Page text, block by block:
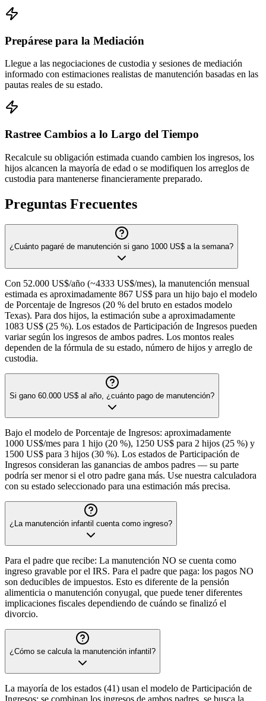
Prepárese para la Mediación
Llegue a las negociaciones de custodia y sesiones de mediación
informado con estimaciones realistas de manutención basadas en las
pautas reales de su estado.
Rastree Cambios a lo Largo del Tiempo
Recalcule su obligación estimada cuando cambien los ingresos, los
hijos alcancen la mayoría de edad o se modifiquen los arreglos de
custodia para mantenerse financieramente preparado.
Preguntas Frecuentes
¿Cuánto pagaré de manutención si gano 1000 US$ a la semana?
Con 52.000 US$/año (~4333 US$/mes), la manutención mensual
estimada es aproximadamente 867 US$ para un hijo bajo el modelo
de Porcentaje de Ingresos (20 % del bruto en estados modelo
Texas). Para dos hijos, la estimación sube a aproximadamente
1083 US$ (25 %). Los estados de Participación de Ingresos pueden
variar según los ingresos de ambos padres. Los montos reales
dependen de la fórmula de su estado, número de hijos y arreglo de
custodia.
Si gano 60.000 US$ al año, ¿cuánto pago de manutención?
Bajo el modelo de Porcentaje de Ingresos: aproximadamente
1000 US$/mes para 1 hijo (20 %), 1250 US$ para 2 hijos (25 %) y
1500 US$ para 3 hijos (30 %). Los estados de Participación de
Ingresos consideran las ganancias de ambos padres — su parte
podría ser menor si el otro padre gana más. Use nuestra calculadora
con su estado seleccionado para una estimación más precisa.
¿La manutención infantil cuenta como ingreso?
Para el padre que recibe: La manutención NO se cuenta como
ingreso gravable por el IRS. Para el padre que paga: los pagos NO
son deducibles de impuestos. Esto es diferente de la pensión
alimenticia o manutención conyugal, que puede tener diferentes
implicaciones fiscales dependiendo de cuándo se finalizó el
divorcio.
¿Cómo se calcula la manutención infantil?
La mayoría de los estados (41) usan el modelo de Participación de
Ingresos: se combinan los ingresos de ambos padres, se busca la